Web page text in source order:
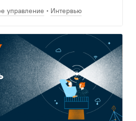
управление Интервью